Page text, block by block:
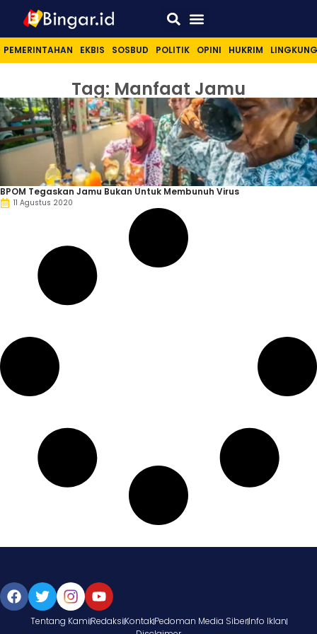
PEMERINTAHAN EKBIS SOSBUD POLITIK OPINI HUKRIM
Tag: Manfaat Jamu
BPOM Tegaskan Jamu Bukan Untuk Membunuh Virus
11 Agustus 2020
Tentang KamiRedaksiKontakPedoman Media SiberInfo Iklan